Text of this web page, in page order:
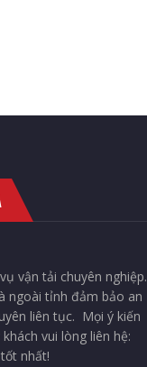
vận tải chuyên nghiệp.
ngoài tỉnh đảm bảo an
liên tục. Mọi ý kiến
vui lòng liên hệ:
nhất!